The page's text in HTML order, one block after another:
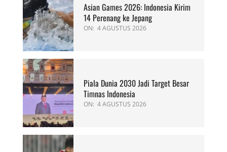
Asian Games 2026: Indonesia Kirim
14 Perenang ke Jepang
ON: 4 AGUSTUS 2026
Piala Dunia 2030 Jadi Target Besar
Timnas Indonesia
ON: 4 AGUSTUS 2026